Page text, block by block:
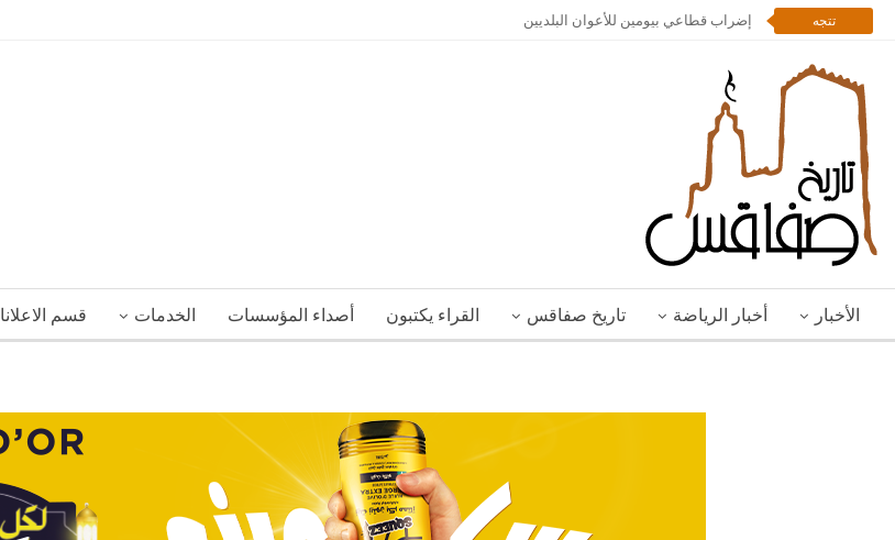
تتجه إضراب قطاعي بيومين للأعوان البلديين
الأخبار أخبار الرياضة تاريخ صفاقس القراء يكتبون أصداء المؤسسات الخدمات قسم